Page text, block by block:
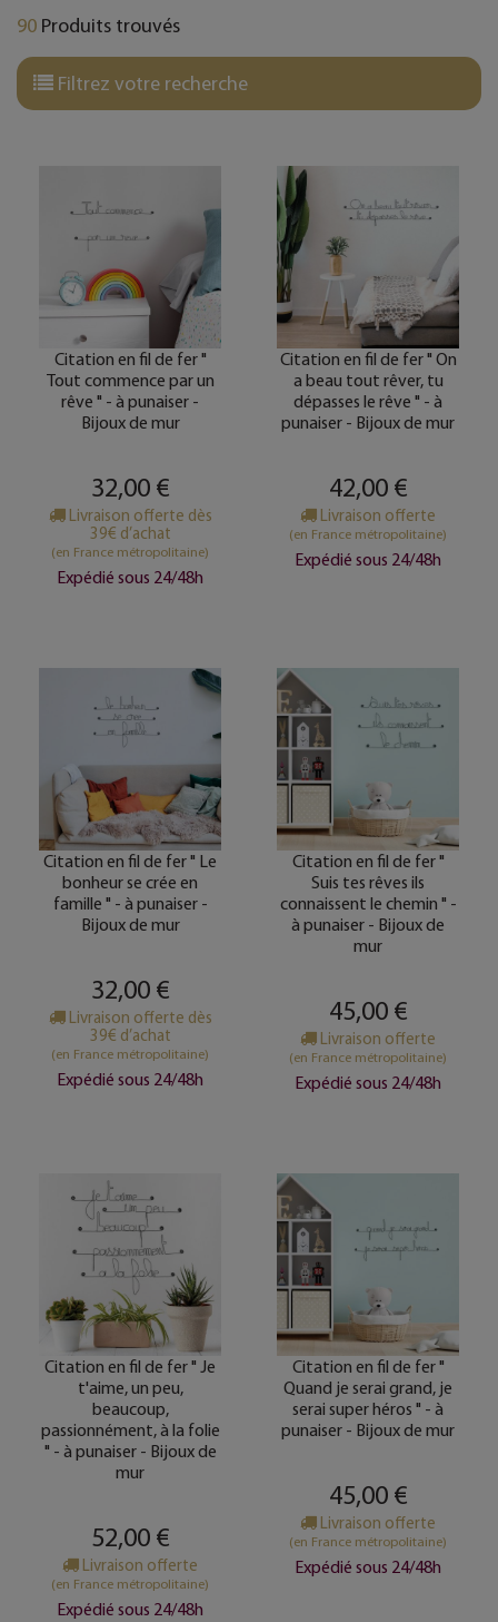
90 Produits trouvés
Filtrez votre recherche
Citation en fil de fer "
Tout commence par un
rêve " - à punaiser -
Bijoux de mur
32,00 €
Livraison offerte dès
39€ d’achat
(en France métropolitaine)
Expédié sous 24/48h
Citation en fil de fer " On
a beau tout rêver, tu
dépasses le rêve " - à
punaiser - Bijoux de mur
42,00 €
Livraison offerte
(en France métropolitaine)
Expédié sous 24/48h
Citation en fil de fer " Le
bonheur se crée en
famille " - à punaiser -
Bijoux de mur
32,00 €
Livraison offerte dès
39€ d’achat
(en France métropolitaine)
Expédié sous 24/48h
Citation en fil de fer "
Suis tes rêves ils
connaissent le chemin " -
à punaiser - Bijoux de
mur
45,00 €
Livraison offerte
(en France métropolitaine)
Expédié sous 24/48h
Citation en fil de fer " Je
t'aime, un peu,
beaucoup,
passionnément, à la folie
" - à punaiser - Bijoux de
mur
52,00 €
Livraison offerte
(en France métropolitaine)
Expédié sous 24/48h
Citation en fil de fer "
Quand je serai grand, je
serai super héros " - à
punaiser - Bijoux de mur
45,00 €
Livraison offerte
(en France métropolitaine)
Expédié sous 24/48h